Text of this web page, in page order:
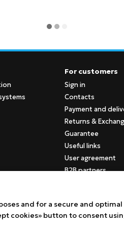
For customers
Sign in
Contacts
Payment and
Returns &
Guarantee
Useful links
User agreement
B2B partners
and for a secure and
cookies» button to consent